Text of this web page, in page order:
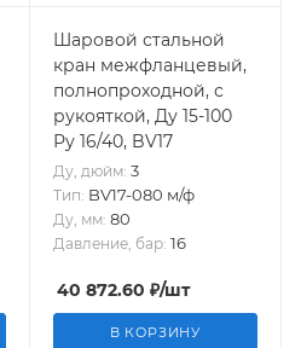
Шаровой стальной
кран межфланцевый,
полнопроходной, с
рукояткой, Ду 15-100
Ру 16/40, BV17
Ду, дюйм: 3
Тип: BV17-080 м/ф
Ду, мм: 80
Давление, бар: 16
40 872.60 ₽/шт
В КОРЗИНУ